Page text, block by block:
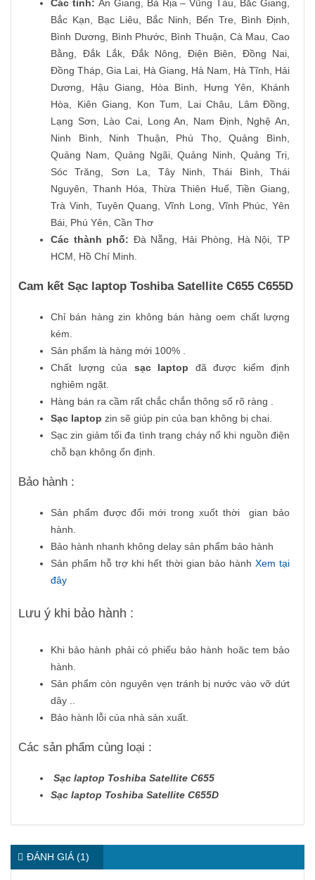
Các tỉnh: An Giang, Bà Rịa – Vũng Tàu, Bắc Giang,
Bắc Kạn, Bạc Liêu, Bắc Ninh, Bến Tre, Bình Định,
Bình Dương, Bình Phước, Bình Thuận, Cà Mau, Cao
Bằng, Đắk Lắk, Đắk Nông, Điện Biên, Đồng Nai,
Đồng Tháp, Gia Lai, Hà Giang, Hà Nam, Hà Tĩnh, Hải
Dương, Hậu Giang, Hòa Bình, Hưng Yên, Khánh
Hòa, Kiên Giang, Kon Tum, Lai Châu, Lâm Đồng,
Lạng Sơn, Lào Cai, Long An, Nam Định, Nghệ An,
Ninh Bình, Ninh Thuận, Phú Thọ, Quảng Bình,
Quảng Nam, Quảng Ngãi, Quảng Ninh, Quảng Trị,
Sóc Trăng, Sơn La, Tây Ninh, Thái Bình, Thái
Nguyên, Thanh Hóa, Thừa Thiên Huế, Tiền Giang,
Trà Vinh, Tuyên Quang, Vĩnh Long, Vĩnh Phúc, Yên
Bái, Phú Yên, Cần Thơ
Các thành phố: Đà Nẵng, Hải Phòng, Hà Nội, TP
HCM, Hồ Chí Minh.
Cam kết Sạc laptop Toshiba Satellite C655 C655D
Chỉ bán hàng zin không bán hàng oem chất lượng
kém.
Sản phẩm là hàng mới 100% .
Chất lượng của sạc laptop đã được kiểm định
nghiêm ngặt.
Hàng bán ra cầm rất chắc chắn thông số rõ ràng .
Sạc laptop zin sẽ giúp pin của bạn không bị chai.
Sạc zin giảm tối đa tình trạng cháy nổ khi nguồn điện
chỗ bạn không ổn định.
Bảo hành :
Sản phẩm được đổi mới trong xuốt thời gian bảo
hành.
Bảo hành nhanh không delay sản phẩm bảo hành
Sản phẩm hỗ trợ khi hết thời gian bảo hành Xem tại
đây
Lưu ý khi bảo hành :
Khi bảo hành phải có phiếu bảo hành hoăc tem bảo
hành.
Sản phẩm còn nguyên vẹn tránh bị nước vào vỡ dứt
dây ..
Bảo hành lỗi của nhà sản xuất.
Các sản phẩm cùng loại :
Sạc laptop Toshiba Satellite C655
Sạc laptop Toshiba Satellite C655D
ĐÁNH GIÁ (1)